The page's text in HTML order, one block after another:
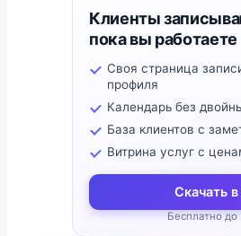
Клиенты
пока вы работаете
Своя страница
профиля
Календарь без
База клиентов с
Витрина услуг с
Скачать
Бесплатно до